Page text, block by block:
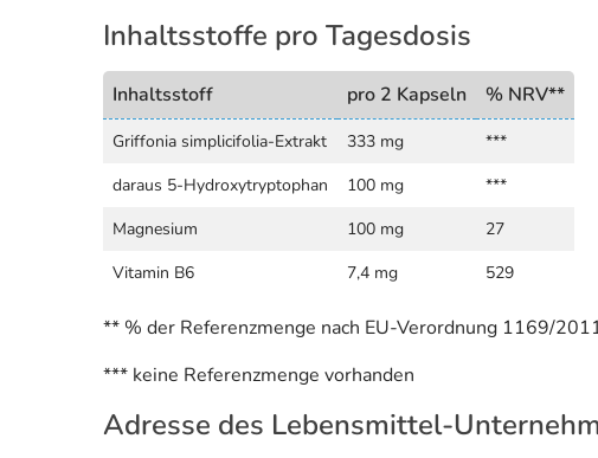
Inhaltsstoffe pro Tagesdosis
Inhaltsstoff pro 2 Kapseln % NRV**
Griffonia simplicifolia-Extrakt 333 mg
***
daraus 5-Hydroxytryptophan
100 mg
***
Magnesium
100 mg
27
Vitamin B6
7,4 mg 529
** % der Referenzmenge nach EU-Verordnung 1169/
*** keine Referenzmenge vorhanden
Adresse des Lebensmittel-